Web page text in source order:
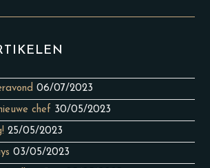
06/07/2023
chef 30/05/2023
25/05/2023
03/05/2023